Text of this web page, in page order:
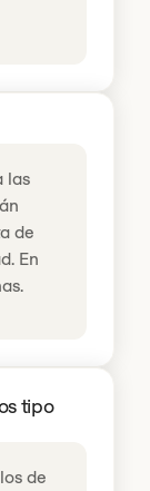
las
de
En
tipo
de